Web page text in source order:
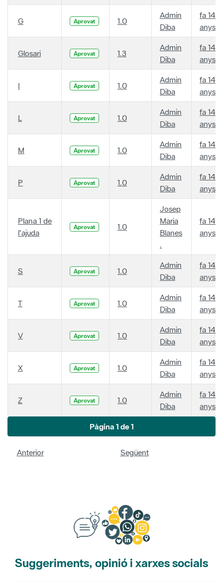
G Aprovat 1.0
Admin
Diba
fa 14
anys
Glosari Aprovat 1.3
Admin
Diba
fa 14
anys
I Aprovat 1.0
Admin
Diba
fa 14
anys
L Aprovat 1.0
Admin
Diba
fa 14
anys
M Aprovat 1.0
Admin
Diba
fa 14
anys
P Aprovat 1.0
Admin
Diba
fa 14
anys
Plana 1 de
l'ajuda
Aprovat 1.0
Josep
Maria
Blanes
.
fa 14
anys
S Aprovat 1.0
Admin
Diba
fa 14
anys
T Aprovat 1.0
Admin
Diba
fa 14
anys
V Aprovat 1.0
Admin
Diba
fa 14
anys
X Aprovat 1.0
Admin
Diba
fa 14
anys
Z Aprovat 1.0
Admin
Diba
fa 14
anys
Pàgina 1 de 1
Anterior Següent
Suggeriments, opinió i xarxes socials